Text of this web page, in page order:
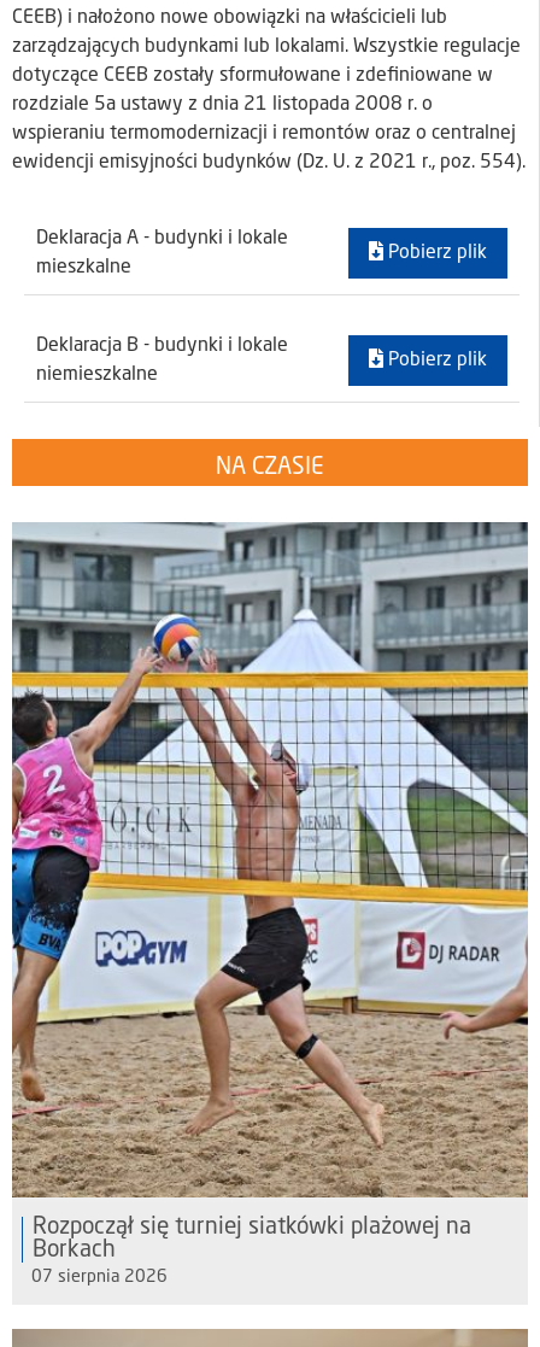
CEEB) i nałożono nowe obowiązki na właścicieli lub
zarządzających budynkami lub lokalami. Wszystkie regulacje
dotyczące CEEB zostały sformułowane i zdefiniowane w
rozdziale 5a ustawy z dnia 21 listopada 2008 r. o
wspieraniu termomodernizacji i remontów oraz o centralnej
ewidencji emisyjności budynków (Dz. U. z 2021 r., poz. 554).
Deklaracja A - budynki i lokale
mieszkalne
Pobierz plik
Deklaracja B - budynki i lokale
niemieszkalne
Pobierz plik
NA CZASIE
Rozpoczął się turniej siatkówki plażowej na
Borkach
07 sierpnia 2026